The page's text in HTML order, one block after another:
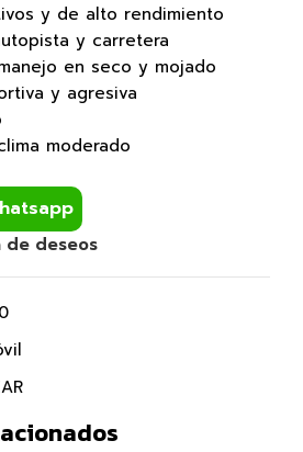
y de alto rendimiento
y carretera
en seco y mojado
y agresiva
moderado
de deseos